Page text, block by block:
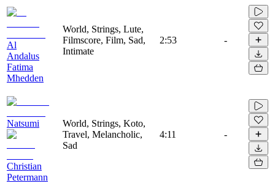
Al
Andalus
Fatima
Mhedden
World, Strings, Lute,
Filmscore, Film, Sad,
Intimate
2:53 -
Natsumi
Christian
Petermann
World, Strings, Koto,
Travel, Melancholic,
Sad
4:11 -